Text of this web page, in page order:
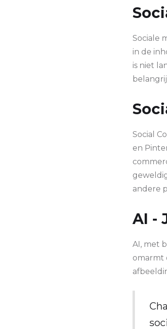
Sociale
in de
is niet
Social
en
andere
AI -
AI, met
omarmt